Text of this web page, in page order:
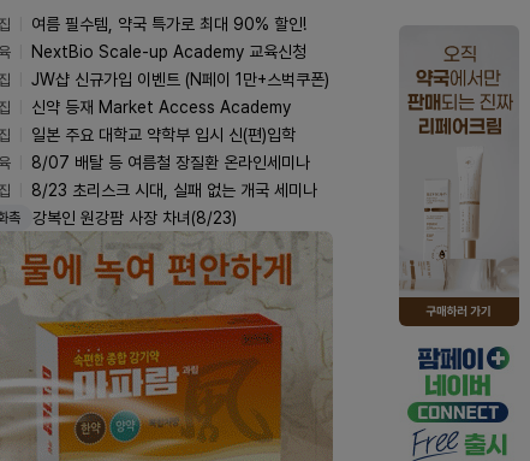
여름 필수템, 약국 특가로 최대 90% 할인!
NextBio Scale-up Academy 교육신청
JW샵 신규가입 이벤트 (N페이 1만+스벅쿠폰)
신약 등재 Market Access Academy
일본 주요 대학교 약학부 입시 신(편)입학
8/07 배탈 등 여름철 장질환 온라인세미나
8/23 초리스크 시대, 실패 없는 개국 세미나
촉 강복인 원강팜 사장 차녀(8/23)